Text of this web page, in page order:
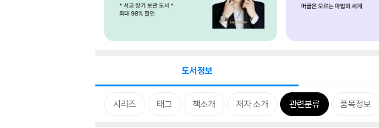
도서정보
시리즈 태그 책소개 저자 소개 관련분류 품목정보